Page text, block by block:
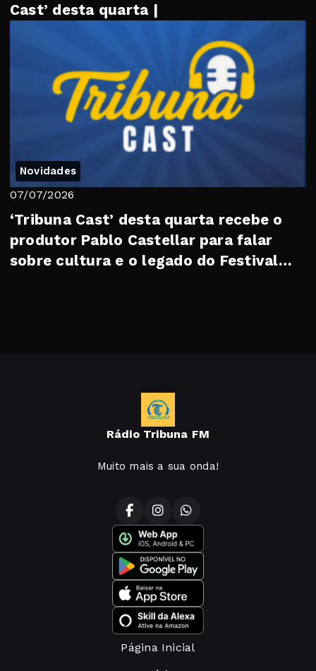
Cast’ desta quarta |
Novidades
07/07/2026
‘Tribuna Cast’ desta quarta recebe o
produtor Pablo Castellar para falar
sobre cultura e o legado do Festival
Rádio Tribuna FM
Muito mais a sua onda!
Página Inicial